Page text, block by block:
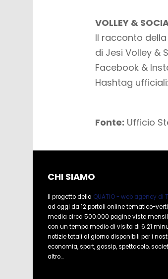
VOLLEY &
Il racconto
di Jesi Volley &
Facebook &
Hashtag ufficiali:
Fonte: Ufficio
CHI SIAMO
Il progetto della QUATIO - web agency di
ad oggi da 12 portali online tematico-
media circa 500.000 pagine viste
con un tempo medio di visita di 6:21
notizie totali al giorno disponibili per i
economia, sport, gossip, spettacolo,
altro...